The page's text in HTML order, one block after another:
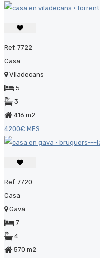
Ref. 7722
Casa
Viladecans
5
3
416 m2
4200€ MES
Ref. 7720
Casa
Gavà
7
4
570 m2